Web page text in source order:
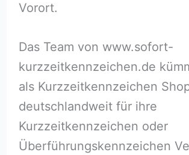
Vorort.
Das Team von www.sofort-
kurzzeitkennzeichen.de
als Kurzzeitkennzeichen
deutschlandweit für ihre
Kurzzeitkennzeichen oder
Überführungskennzeichen